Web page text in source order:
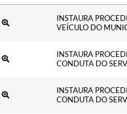
INSTAURA
VEÍCULO DO
INSTAURA
CONDUTA DO
INSTAURA
CONDUTA DO